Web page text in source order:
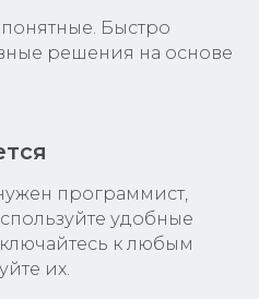
Быстро
решения на основе
программист,
удобные
к любым
их.